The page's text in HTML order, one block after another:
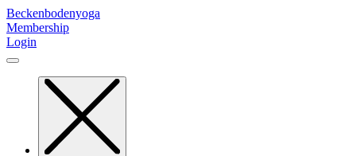
Zum
Inhalt
springen
Beckenbodenyoga
Membership
Login